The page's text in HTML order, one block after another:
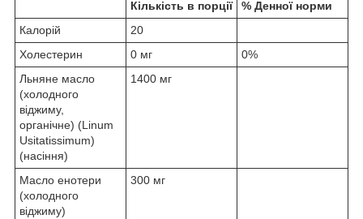
Кількість в порції
% Денної норми
Калорій
20
Холестерин
0 мг
0%
Льняне масло
(холодного
віджиму,
органічне) (Linum
Usitatissimum)
(насіння)
1400 мг
Масло енотери
(холодного
віджиму)
300 мг